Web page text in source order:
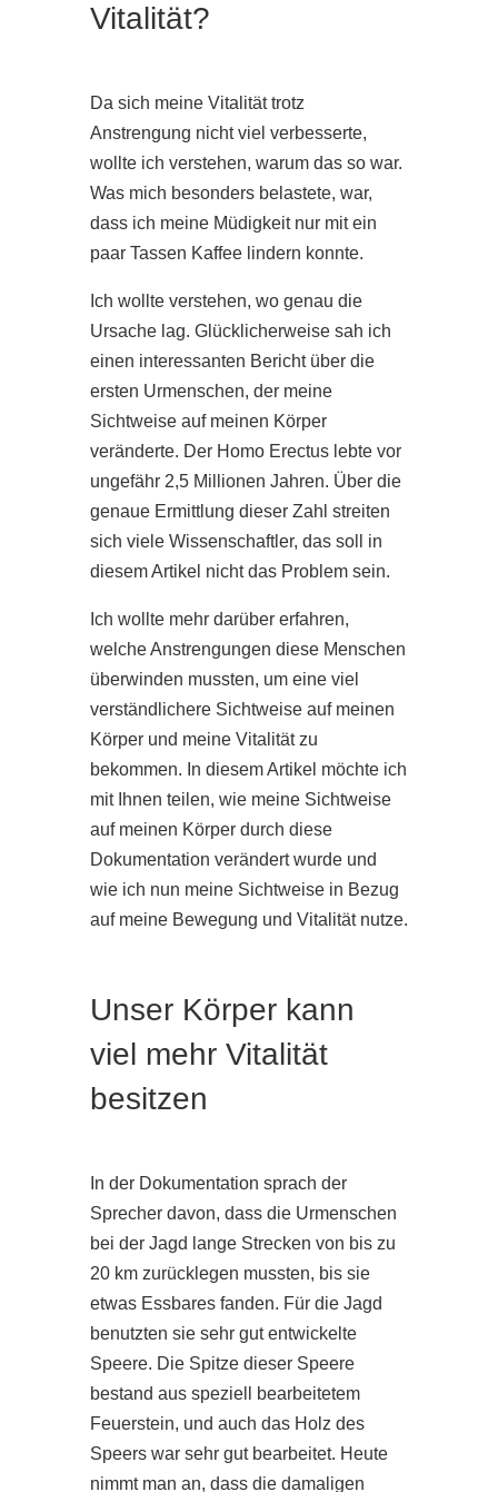
Vitalität?
Da sich meine Vitalität trotz
Anstrengung nicht viel verbesserte,
wollte ich verstehen, warum das so war.
Was mich besonders belastete, war,
dass ich meine Müdigkeit nur mit ein
paar Tassen Kaffee lindern konnte.
Ich wollte verstehen, wo genau die
Ursache lag. Glücklicherweise sah ich
einen interessanten Bericht über die
ersten Urmenschen, der meine
Sichtweise auf meinen Körper
veränderte. Der Homo Erectus lebte vor
ungefähr 2,5 Millionen Jahren. Über die
genaue Ermittlung dieser Zahl streiten
sich viele Wissenschaftler, das soll in
diesem Artikel nicht das Problem sein.
Ich wollte mehr darüber erfahren,
welche Anstrengungen diese Menschen
überwinden mussten, um eine viel
verständlichere Sichtweise auf meinen
Körper und meine Vitalität zu
bekommen. In diesem Artikel möchte ich
mit Ihnen teilen, wie meine Sichtweise
auf meinen Körper durch diese
Dokumentation verändert wurde und
wie ich nun meine Sichtweise in Bezug
auf meine Bewegung und Vitalität nutze.
Unser Körper kann
viel mehr Vitalität
besitzen
In der Dokumentation sprach der
Sprecher davon, dass die Urmenschen
bei der Jagd lange Strecken von bis zu
20 km zurücklegen mussten, bis sie
etwas Essbares fanden. Für die Jagd
benutzten sie sehr gut entwickelte
Speere. Die Spitze dieser Speere
bestand aus speziell bearbeitetem
Feuerstein, und auch das Holz des
Speers war sehr gut bearbeitet. Heute
nimmt man an, dass die damaligen